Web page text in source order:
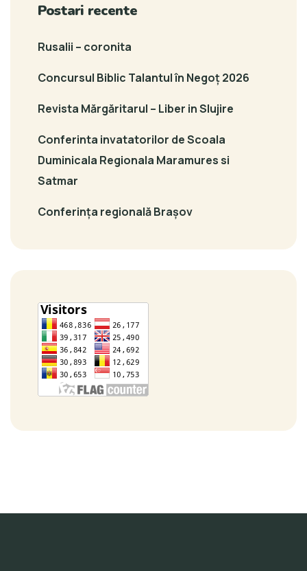
Postari recente
Rusalii – coronita
Concursul Biblic Talantul în Negoț 2026
Revista Mărgăritarul – Liber in Slujire
Conferinta invatatorilor de Scoala
Duminicala Regionala Maramures si
Satmar
Conferința regională Brașov